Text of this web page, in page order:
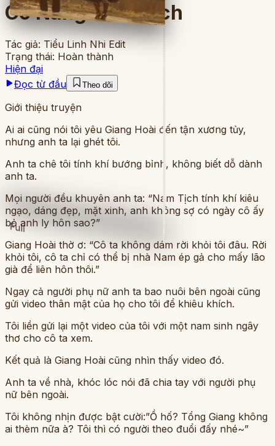
Full
Cô Nàng Nam Tịch
Tác giả: Tiểu Linh Nhi Edit
Trạng thái: Hoàn thành
Hiện đại
Đọc từ đầu
Theo dõi
Giới thiệu truyện
Ai ai cũng nói tôi yêu Giang Hoài đến tận xương tủy,
nhưng anh ta lại ghét tôi.
Anh ta chê tôi tính khí bướng bỉnh, không biết dỗ dành
anh ta.
Mọi người đều khuyên anh ta: “Nam Tịch tính khí kiêu
ngạo, dáng đẹp, mặt xinh, anh không sợ có ngày cô ấy
bỏ anh ly hôn sao?”
Giang Hoài thờ ơ: “Cô ta không dám rời khỏi tôi đâu. Rời
khỏi tôi, cô ta chỉ có thể bị nhà Nam ép gả cho mấy lão
già để liên hôn thôi.”
Ngay cả người phụ nữ anh ta bao nuôi bên ngoài cũng
gửi video thân mật của họ cho tôi để khiêu khích.
Tôi liền gửi lại một video của tôi với một nam sinh ngây
thơ cho cô ta xem.
Kết quả là Giang Hoài cũng nhìn thấy video đó.
Anh ta về nhà, khóc lóc nói đã chia tay với người phụ
nữ bên ngoài.
Tôi không nhịn được bật cười:”Ồ hố? Tổng Giang không
ai thèm nữa à? Tôi thì có người theo đuổi đấy nhé~”